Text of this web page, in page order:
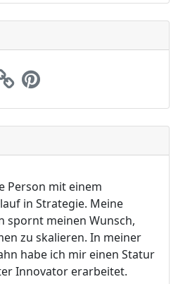
Person mit einem
in Strategie. Meine
spornt meinen Wunsch,
zu skalieren. In meiner
habe ich mir einen Statur
Innovator erarbeitet.